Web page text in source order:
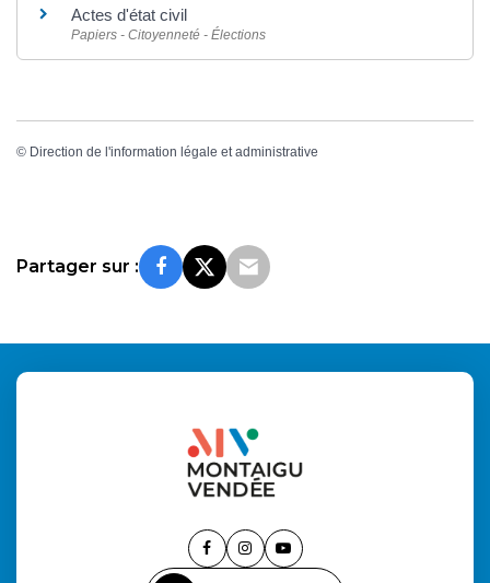
Actes d'état civil
Papiers - Citoyenneté - Élections
© Direction de l'information légale et administrative
Partager sur :
Lien Lien Lien